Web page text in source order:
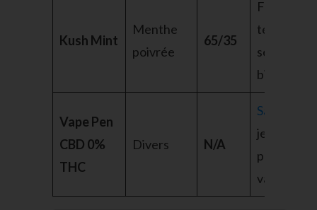
Kush Mint
Menthe
poivrée
65/35
Fraîcheur,
terpènes,
sensation
bien-être
Vape Pen
CBD 0%
THC
Divers N/A
Sans THC
jetable,
profil
varié